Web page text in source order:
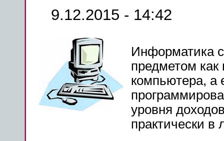
9.12.2015 - 14:42
Информатика
предметом как
компьютера, а
уровня
практически